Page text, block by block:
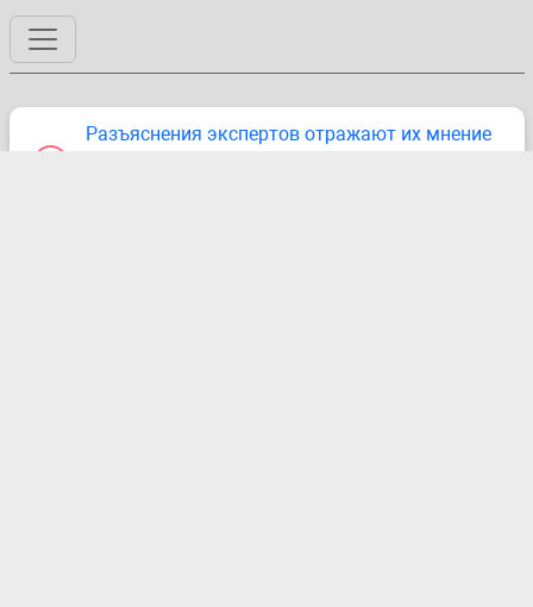
Разъяснения экспертов отражают их мнение